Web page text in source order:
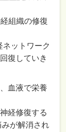
組織の修復
ネットワーク
復していき
血液で栄養
経修復する
が解消され